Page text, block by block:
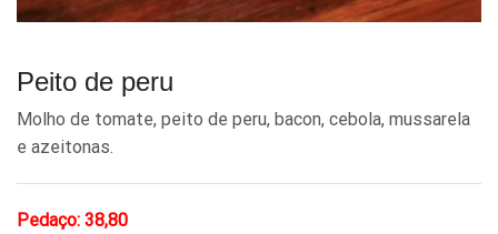
Peito de peru
Molho de tomate, peito de peru, bacon, cebola, mussarela
e azeitonas.
Pedaço: 38,80